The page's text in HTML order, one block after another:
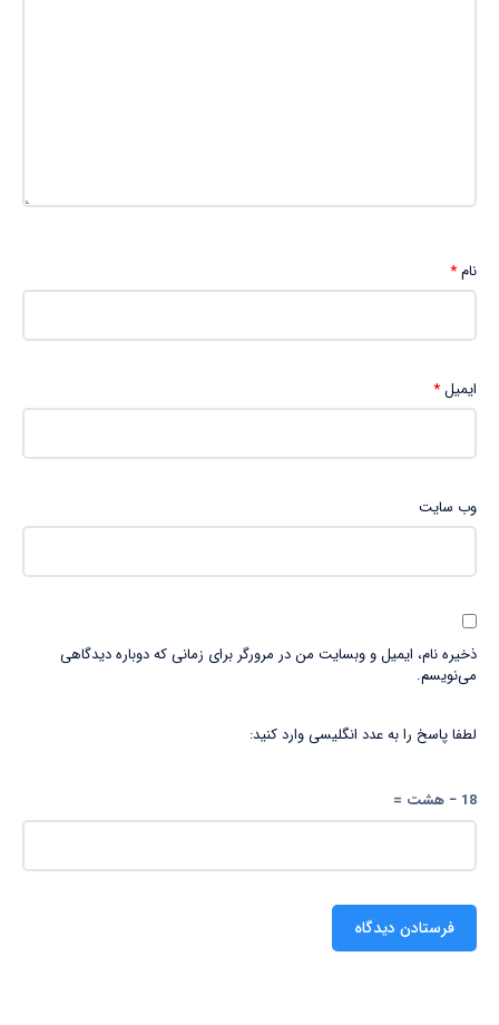
نام*
ایمیل*
وب‌ سایت
ذخیره نام، ایمیل و وبسایت من در مرورگر برای زمانی که دوباره دیدگاهی
می‌نویسم.
لطفا پاسخ را به عدد انگلیسی وارد کنید:
18 − هشت =